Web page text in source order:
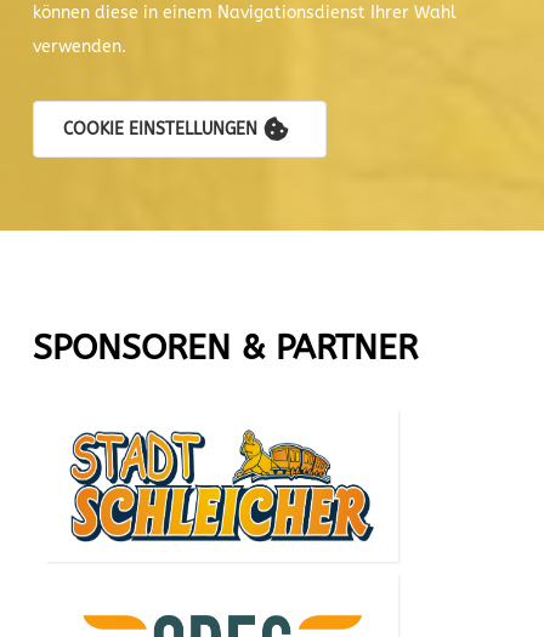
können diese in einem Navigationsdienst Ihrer Wahl
verwenden.
COOKIE EINSTELLUNGEN
SPONSOREN & PARTNER